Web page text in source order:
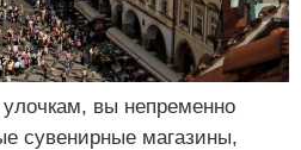
вы непременно
сувенирные магазины,